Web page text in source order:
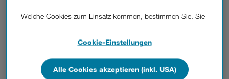
nicht rechtzeitig gelingt.
Die Versicherung richtet sich an Einzelpersonen oder
interessiert sind. Singles zahlen monatlich 3,90 Euro,
Familien 5,90 Euro. Die Produkte sind ohne Bindung oder
Welche Cookies zum Einsatz kommen, bestimmen Sie. Sie
Details und alle Optionen finden Sie unter „Cookie-
Wenn Sie allen Cookies zustimmen, werden auch Cookies
Cookie-Einstellungen
Alle Cookies akzeptieren (inkl. USA)